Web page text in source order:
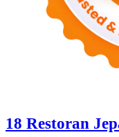
18 Restoran